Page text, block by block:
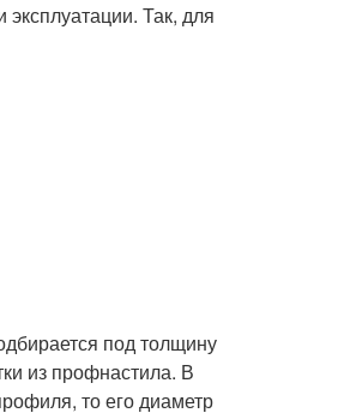
Так, для
под толщину
из профнастила. В
то его диаметр